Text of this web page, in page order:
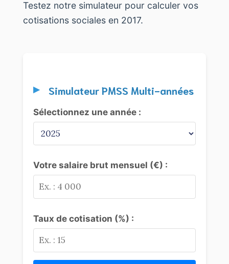
Testez notre simulateur pour calculer vos
cotisations sociales en 2017.
Simulateur PMSS Multi-années
Sélectionnez une année :
Votre salaire brut mensuel (€) :
Taux de cotisation (%) :